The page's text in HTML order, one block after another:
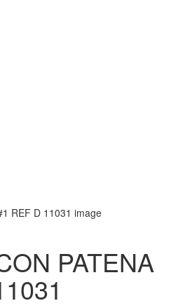
PATENA